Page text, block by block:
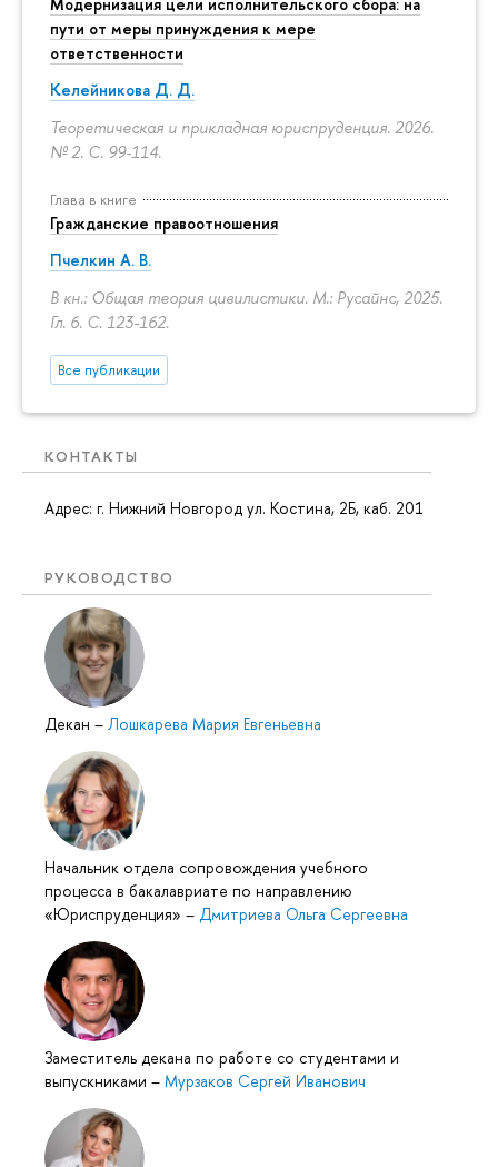
пути от меры принуждения к мере
ответственности
Келейникова Д. Д.
Теоретическая и прикладная юриспруденция. 2026.
№ 2. С. 99-114.
Глава в книге
Гражданские правоотношения
Пчелкин А. В.
В кн.: Общая теория цивилистики. М.: Русайнс, 2025.
Гл. 6. С. 123-162.
Все публикации
КОНТАКТЫ
Адрес: г. Нижний Новгород ул. Костина, 2Б, каб. 201
РУКОВОДСТВО
Декан – Лошкарева Мария Евгеньевна
Начальник отдела сопровождения учебного
процесса в бакалавриате по направлению
«Юриспруденция» – Дмитриева Ольга Сергеевна
Заместитель декана по работе со студентами и
выпускниками – Мурзаков Сергей Иванович